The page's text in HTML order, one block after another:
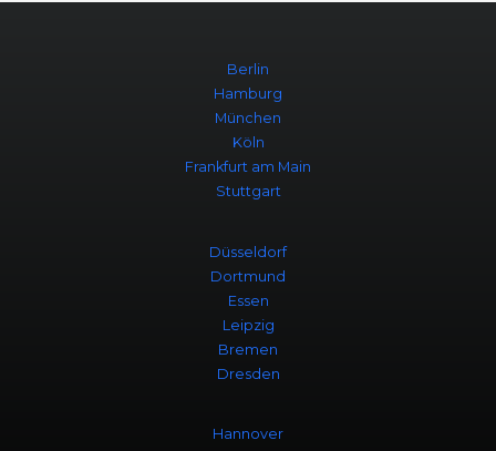
Berlin
Hamburg
München
Köln
Frankfurt am Main
Stuttgart
Düsseldorf
Dortmund
Essen
Leipzig
Bremen
Dresden
Hannover